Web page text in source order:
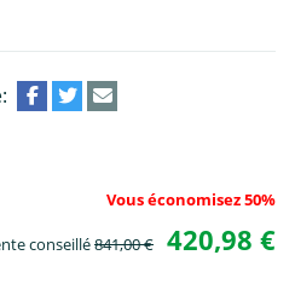
Vous économisez 50%
conseillé841,00 € 420,98 €